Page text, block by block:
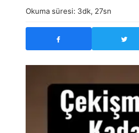
Okuma süresi: 3dk, 27sn